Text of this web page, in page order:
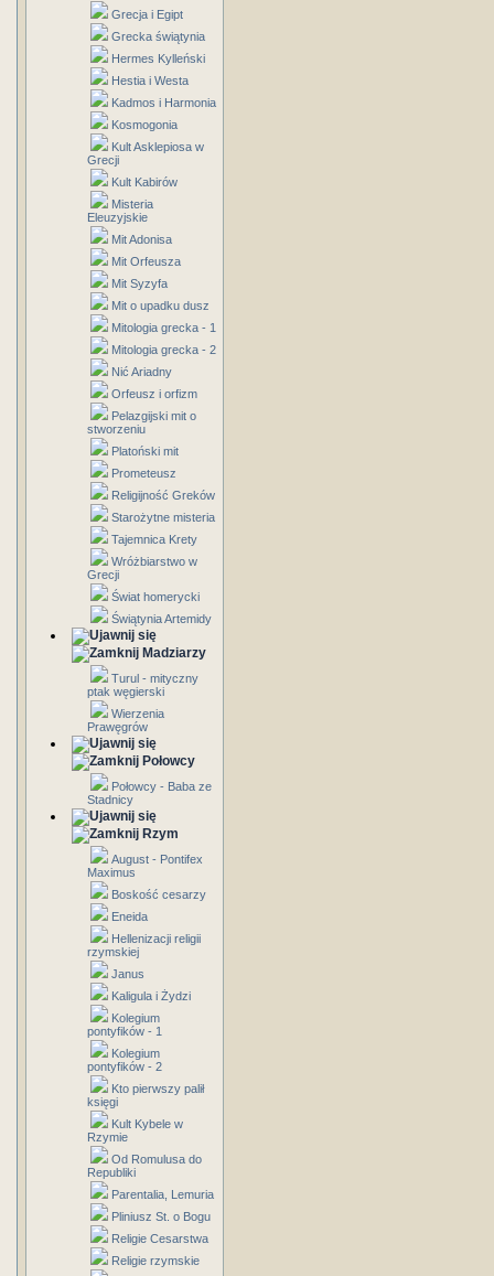
Grecja i Egipt
Grecka świątynia
Hermes Kylleński
Hestia i Westa
Kadmos i Harmonia
Kosmogonia
Kult Asklepiosa w
Grecji
Kult Kabirów
Misteria
Eleuzyjskie
Mit Adonisa
Mit Orfeusza
Mit Syzyfa
Mit o upadku dusz
Mitologia grecka - 1
Mitologia grecka - 2
Nić Ariadny
Orfeusz i orfizm
Pelazgijski mit o
stworzeniu
Platoński mit
Prometeusz
Religijność Greków
Starożytne misteria
Tajemnica Krety
Wróżbiarstwo w
Grecji
Świat homerycki
Świątynia Artemidy
Madziarzy
Turul - mityczny
ptak węgierski
Wierzenia
Prawęgrów
Połowcy
Połowcy - Baba ze
Stadnicy
Rzym
August - Pontifex
Maximus
Boskość cesarzy
Eneida
Hellenizacji religii
rzymskiej
Janus
Kaligula i Żydzi
Kolegium
pontyfików - 1
Kolegium
pontyfików - 2
Kto pierwszy palił
księgi
Kult Kybele w
Rzymie
Od Romulusa do
Republiki
Parentalia, Lemuria
Pliniusz St. o Bogu
Religie Cesarstwa
Religie rzymskie